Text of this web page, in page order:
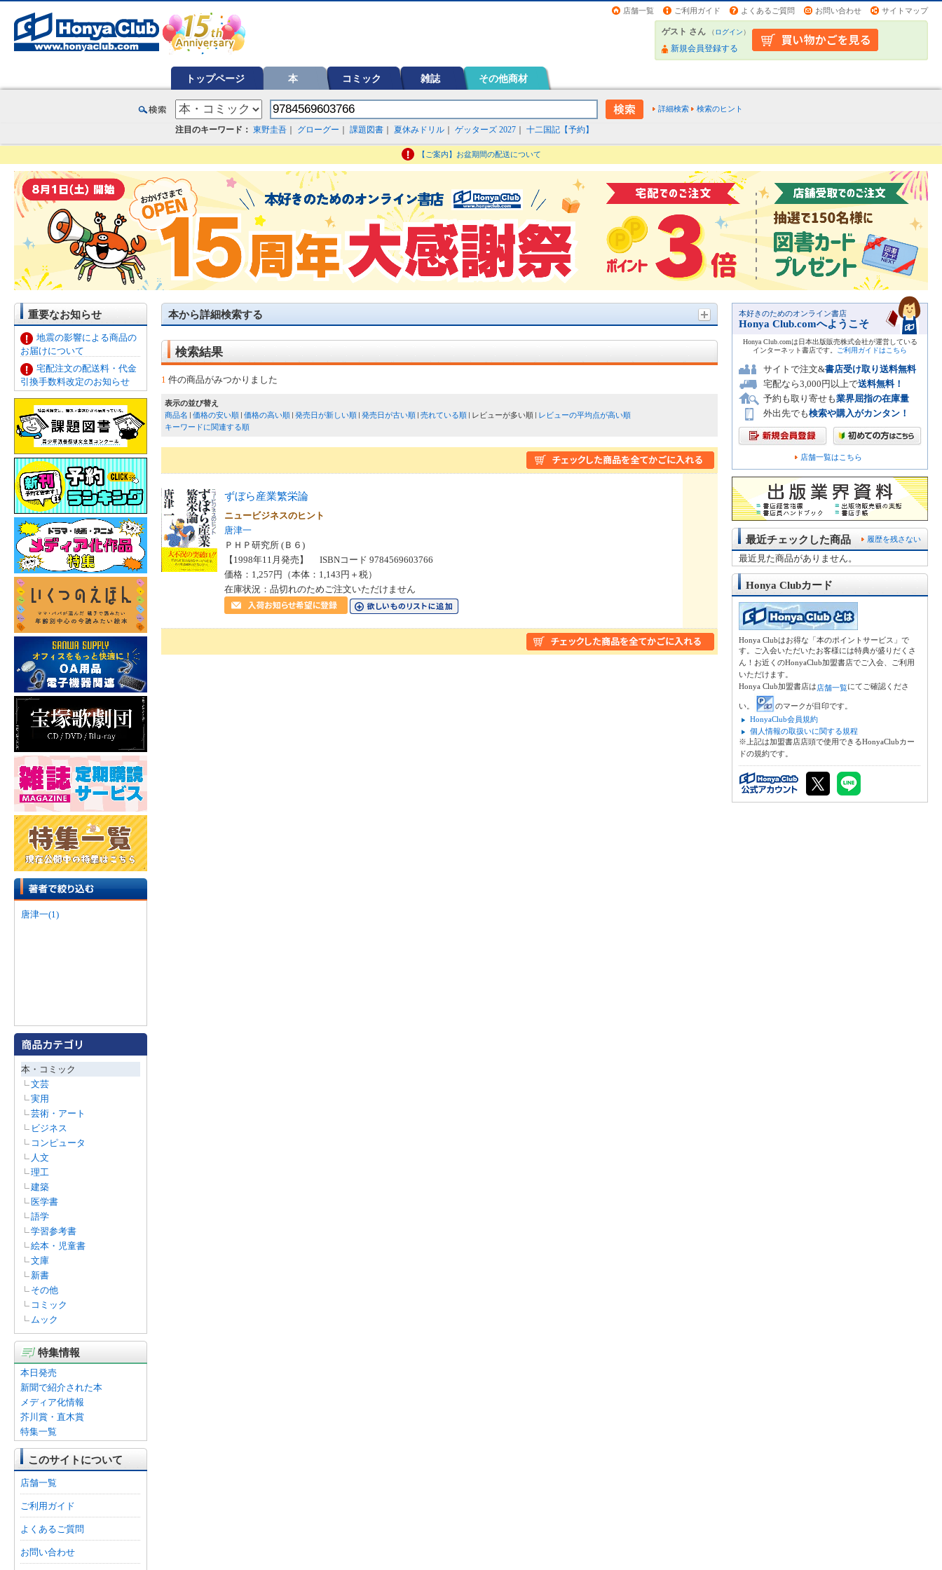
店舗一覧 ご利用ガイド よくあるご質問 お問い合わせ サイトマップ
ゲスト さん （ログイン）
新規会員登録する
トップページ 本 コミック 雑誌 その他商材
詳細検索 検索のヒント
注目のキーワード： 東野圭吾 グローグー 課題図書 夏休みドリル ゲッターズ 2027 十二国記【予約】
【ご案内】お盆期間の配送について
重要なお知らせ
地震の影響による商品の
お届けについて
宅配注文の配送料・代金
引換手数料改定のお知らせ
唐津一(1)
本・コミック
文芸
実用
芸術・アート
ビジネス
コンピュータ
人文
理工
建築
医学書
語学
学習参考書
絵本・児童書
文庫
新書
その他
コミック
ムック
特集情報
本日発売
新聞で紹介された本
メディア化情報
芥川賞・直木賞
特集一覧
このサイトについて
店舗一覧
ご利用ガイド
よくあるご質問
お問い合わせ
本から詳細検索する
検索結果
1 件の商品がみつかりました
表示の並び替え
商品名
価格の安い順 価格の高い順 発売日が新しい順 発売日が古い順 売れている順 レビューが多い順
レビューの平均点が高い順
キーワードに関連する順
ずぼら産業繁栄論
ニュービジネスのヒント
唐津一
ＰＨＰ研究所 (Ｂ６)
【1998年11月発売】 ISBNコード 9784569603766
価格：1,257円（本体：1,143円＋税）
在庫状況：品切れのためご注文いただけません
本好きのためのオンライン書店
Honya Club.comへようこそ
Honya Club.comは日本出版販売株式会社が運営している
インターネット書店です。
ご利用ガイドはこちら
サイトで注文&書店受け取り送料無料
宅配なら3,000円以上で送料無料！
予約も取り寄せも業界屈指の在庫量
外出先でも検索や購入がカンタン！
店舗一覧はこちら
履歴を残さない
最近チェックした商品
最近見た商品がありません。
Honya Clubカード
Honya Clubはお得な「本のポイントサービス」で
す。ご入会いただいたお客様には特典が盛りだくさ
ん！お近くのHonyaClub加盟書店でご入会、ご利用
いただけます。
Honya Club加盟書店は店舗一覧にてご確認くださ
い。
のマークが目印です。
HonyaClub会員規約
個人情報の取扱いに関する規程
※上記は加盟書店店頭で使用できるHonyaClubカー
ドの規約です。